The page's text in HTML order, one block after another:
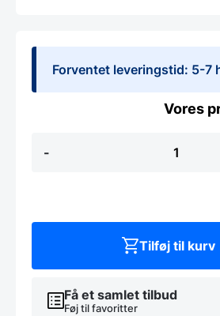
Forventet leveringstid: 5-7
-
Få et samlet tilbud
Føj til favoritter
Tilføj til kurv